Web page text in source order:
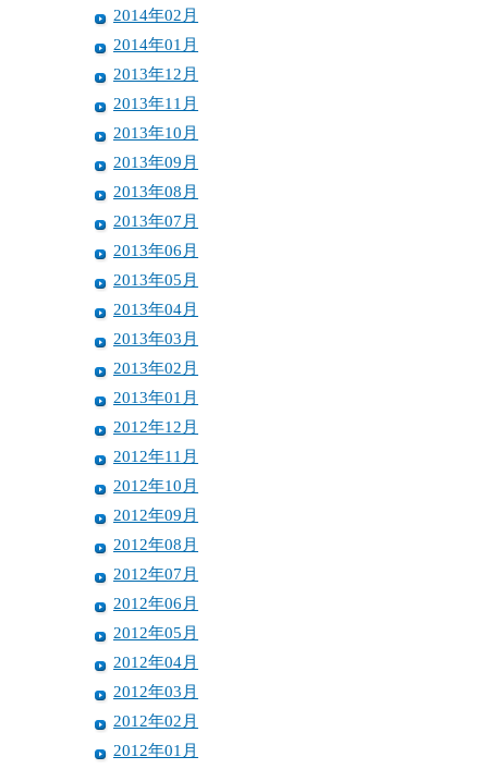
2014年02月
2014年01月
2013年12月
2013年11月
2013年10月
2013年09月
2013年08月
2013年07月
2013年06月
2013年05月
2013年04月
2013年03月
2013年02月
2013年01月
2012年12月
2012年11月
2012年10月
2012年09月
2012年08月
2012年07月
2012年06月
2012年05月
2012年04月
2012年03月
2012年02月
2012年01月